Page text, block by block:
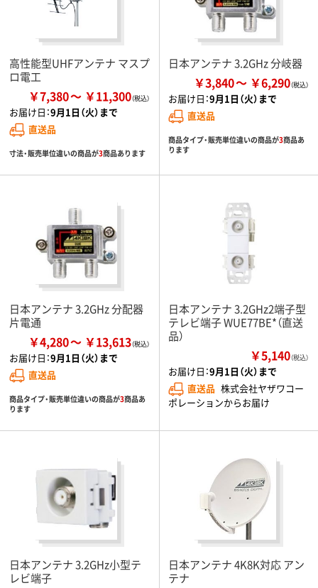
高性能型UHFアンテナ マスプ
ロ電工
￥7,380 ￥11,300
お届け日：9月1日（火）まで
直送品
寸法・販売単位違いの商品が3商品あります
日本アンテナ 3.2GHz 分岐器
￥3,840 ￥6,290
お届け日：9月1日（火）まで
直送品
商品タイプ・販売単位違いの商品が3商品あ
ります
日本アンテナ 3.2GHz 分配器
片電通
￥4,280 ￥13,613
お届け日：9月1日（火）まで
直送品
商品タイプ・販売単位違いの商品が3商品あ
ります
日本アンテナ 3.2GHz2端子型
テレビ端子 WUE77BE*（直送
品）
￥5,140（税込）
お届け日：9月1日（火）まで
直送品 株式会社ヤザワコー
ポレーションからお届け
日本アンテナ 3.2GHz小型テ
レビ端子
日本アンテナ 4K8K対応 アン
テナ